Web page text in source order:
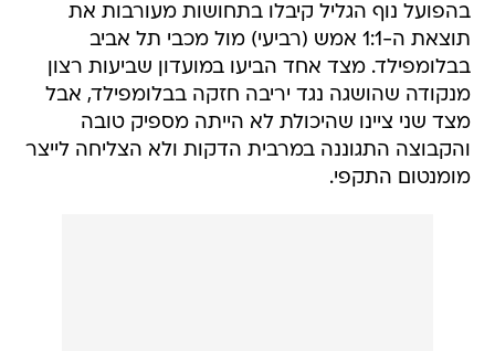
בהפועל נוף הגליל קיבלו בתחושות מעורבות את
תוצאת ה-1:1 אמש (רביעי) מול מכבי תל אביב
בבלומפילד. מצד אחד הביעו במועדון שביעות רצון
מנקודה שהושגה נגד יריבה חזקה בבלומפילד, אבל
מצד שני ציינו שהיכולת לא הייתה מספיק טובה
והקבוצה התגוננה במרבית הדקות ולא הצליחה לייצר
מומנטום התקפי.